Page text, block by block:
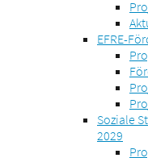
EFRE-
Soziale
2029